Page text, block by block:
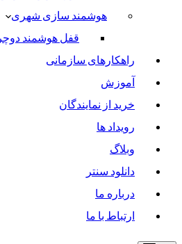
هوشمند سازی شهری
قفل هوشمند
راهکارهای سازمانی
آموزش
خرید از نمایندگان
رویداد ها
وبلاگ
دانلود سنتر
درباره ما
ارتباط با ما